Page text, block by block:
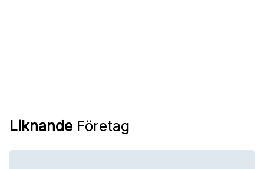
Liknande Företag